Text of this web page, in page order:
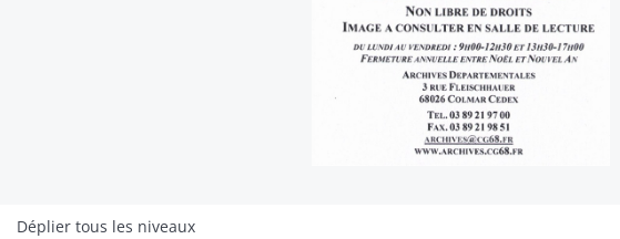
Dépliertous les niveaux